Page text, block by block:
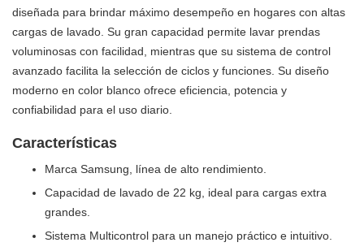
diseñada para brindar máximo desempeño en hogares con altas
cargas de lavado. Su gran capacidad permite lavar prendas
voluminosas con facilidad, mientras que su sistema de control
avanzado facilita la selección de ciclos y funciones. Su diseño
moderno en color blanco ofrece eficiencia, potencia y
confiabilidad para el uso diario.
Características
Marca Samsung, línea de alto rendimiento.
Capacidad de lavado de 22 kg, ideal para cargas extra
grandes.
Sistema Multicontrol para un manejo práctico e intuitivo.